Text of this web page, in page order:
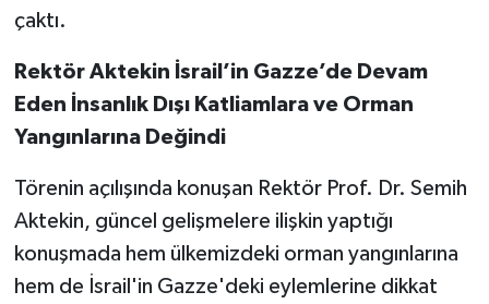
çaktı.
Rektör Aktekin İsrail’in Gazze’de Devam
Eden İnsanlık Dışı Katliamlara ve Orman
Yangınlarına Değindi
Törenin açılışında konuşan Rektör Prof. Dr. Semih
Aktekin, güncel gelişmelere ilişkin yaptığı
konuşmada hem ülkemizdeki orman yangınlarına
hem de İsrail'in Gazze'deki eylemlerine dikkat